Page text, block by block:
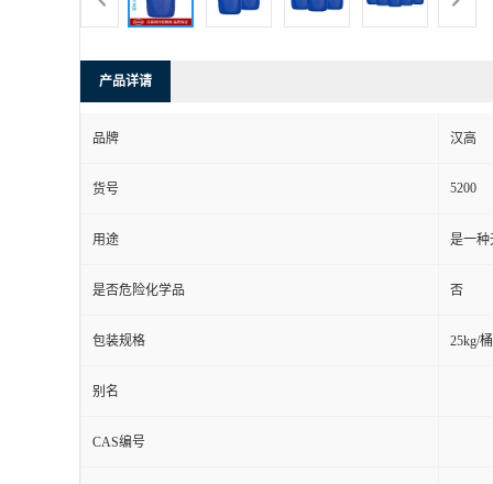
产品详请
品牌 汉高
货号 5200
用途 是一种
是否危险化学品 否
包装规格 25kg/桶
别名
CAS编号